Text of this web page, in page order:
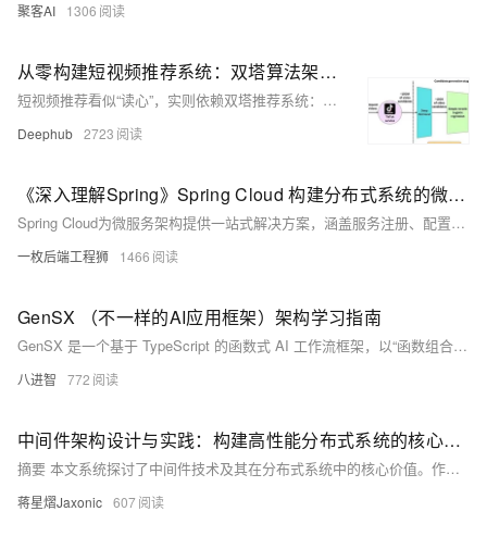
聚客AI 1306
从零构建短视频推荐系统：双塔算法架构解析与代码实现
短视频推荐看似“读心”，实则依赖双塔推荐系统：用户塔与物品塔分别将行为与内容编码为向量，通过相似度匹配实现精准推送。本文解析其架构原理、技术实现与工程挑战，揭秘抖音等平台如何用AI抓住你的注意力。
Deephub 2723
《深入理解Spring》Spring Cloud 构建分布式系统的微服务全家桶
Spring Cloud为微服务架构提供一站式解决方案，涵盖服务注册、配置管理、负载均衡、熔断限流等核心功能，助力开发者构建高可用、易扩展的分布式系统，并持续向云原生演进。
一枚后端工程狮 1466
GenSX （不一样的AI应用框架）架构学习指南
GenSX 是一个基于 TypeScript 的函数式 AI 工作流框架，以“函数组合替代图编排”为核心理念。它通过纯函数组件、自动追踪与断点恢复等特性，让开发者用自然代码构建可追溯、易测试的 LLM 应用。支持多模型集成与插件化扩展，兼具灵活性与工程化优势。
八进智 772
中间件架构设计与实践：构建高性能分布式系统的核心基石
摘要 本文系统探讨了中间件技术及其在分布式系统中的核心价值。作者首先定义了中间件作为连接系统组件的&quot;神经网络&quot;，强调其在数据传输、系统稳定性和扩展性中的关键作用。随后详细分类了中间件体系，包括通信中间件（如RabbitMQ/Kafka）、数据中间件（如Redis/MyCAT）等类型。文章重点剖析了消息中间件的实现机制，通过Spring Boot代码示例展示了消息生产者的完整实现，涵盖消息ID生成、持久化、批量发送及重试机制等关键技术点。最后，作者指出中间件架构设计对系统性能的决定性影响，
蒋星熠Jaxonic 607